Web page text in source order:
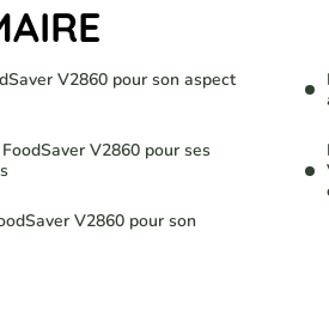
V2860 pour son aspect
V2860 pour ses
V2860 pour son